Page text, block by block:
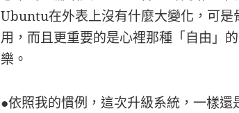
Ubuntu在外表上沒有什麼大變化，可是
用，而且更重要的是心裡那種「自由」
樂。
●依照我的慣例，這次升級系統，一樣